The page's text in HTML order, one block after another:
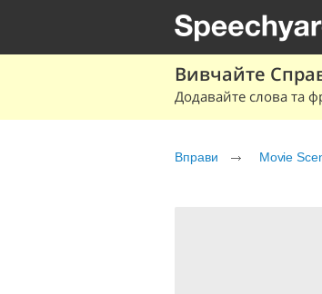
Вивчайте
Додавайте слова та
Вправи Movie